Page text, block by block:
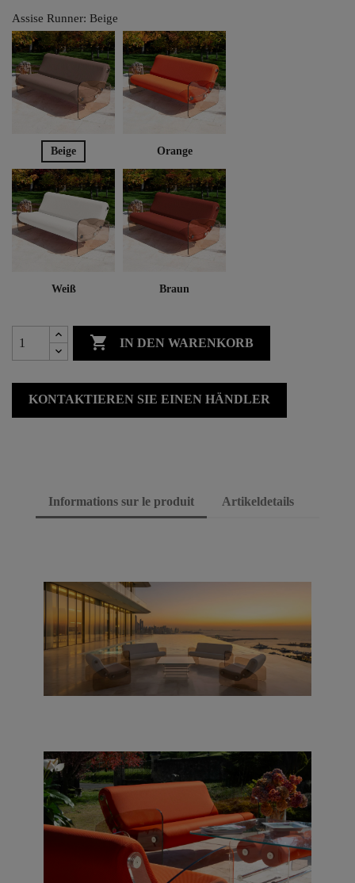
Assise Runner: Beige
Beige Orange
Weiß Braun
 IN DEN WARENKORB
KONTAKTIEREN SIE EINEN HÄNDLER
Informations sur le produit Artikeldetails